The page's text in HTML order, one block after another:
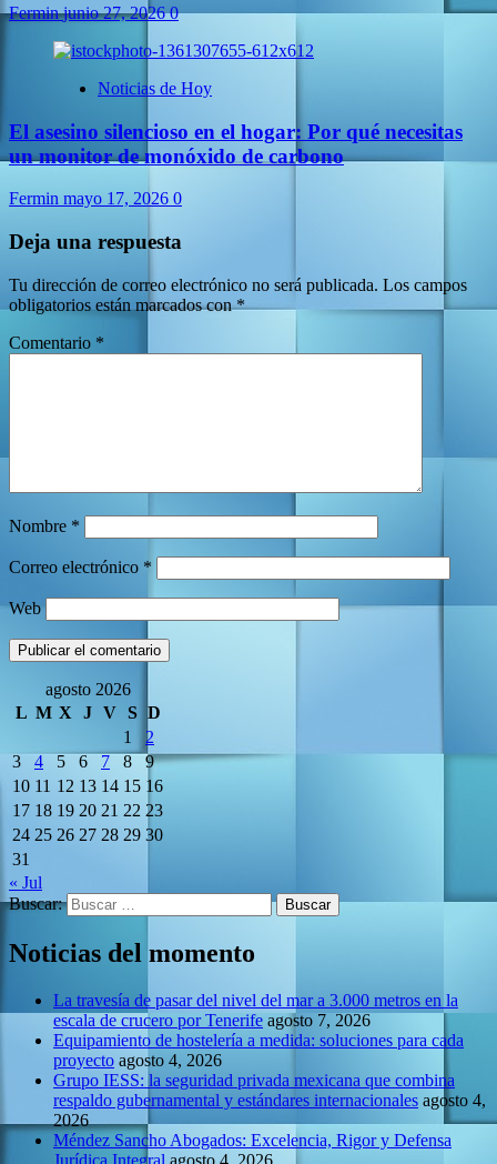
Ferminjunio 27, 20260
Noticias de Hoy
El asesino silencioso en el hogar: Por qué necesitas
un monitor de monóxido de carbono
Fermin mayo 17, 2026 0
Deja una respuesta
Tu dirección de correo electrónico no será publicada. Los campos
obligatorios están marcados con*
Comentario *
Nombre *
Correo electrónico *
Web
agosto 2026
L M X J V S D
1
2
3
4 5 6 7 8
9
10 11 12 13 14 15 16
17 18 19 20 21 22 23
24 25 26 27 28 29 30
31
« Jul
Buscar:
Noticias del momento
La travesía de pasar del nivel del mar a 3.000 metros en la
escala de crucero por Tenerife agosto 7, 2026
Equipamiento de hostelería a medida: soluciones para cada
proyecto agosto 4, 2026
Grupo IESS: la seguridad privada mexicana que combina
respaldo gubernamental y estándares internacionales agosto 4,
2026
Méndez Sancho Abogados: Excelencia, Rigor y Defensa
Jurídica Integral agosto 4, 2026